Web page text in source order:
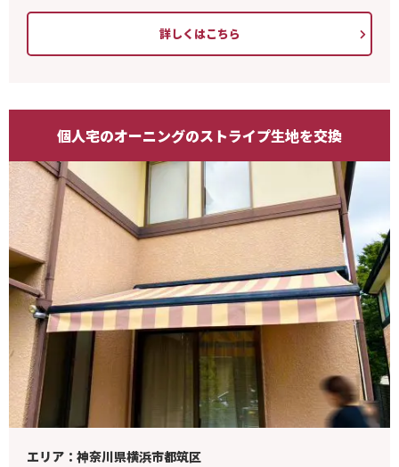
詳しくはこちら
個人宅のオーニングのストライプ生地を交換
エリア：神奈川県横浜市都筑区